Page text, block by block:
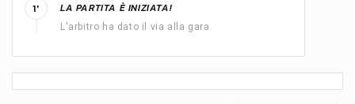
LA PARTITA È INIZIATA!
L'arbitro ha dato il via alla gara.
1'